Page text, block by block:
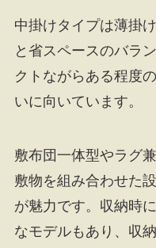
中掛けタイプは薄掛
と省スペースのバラ
クトながらある程度
いに向いています。
敷布団一体型やラグ
敷物を組み合わせた
が魅力です。収納時
なモデルもあり、収